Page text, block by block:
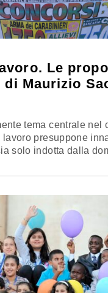
Le
Maurizio
tema centrale nel
presuppone
solo indotta dalla
ecco una prima